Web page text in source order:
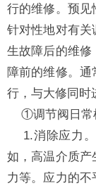
行的维修。预见
针对性地对有关
生故障后的维修
障前的维修。
行，与大修同时
①调节阀日常
1.消除应力。
如，高温介质产
力等。应力的